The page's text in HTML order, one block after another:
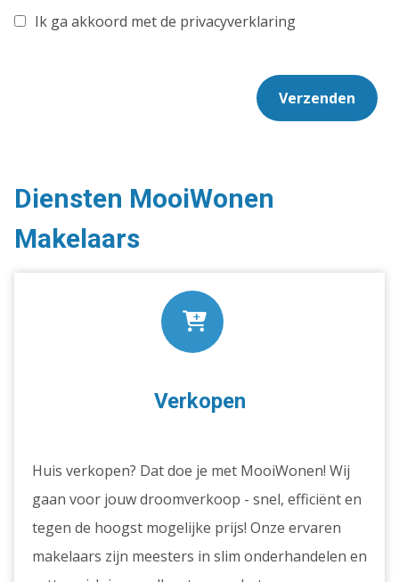
Ik ga akkoord met de privacyverklaring
Verzenden
Diensten MooiWonen
Makelaars
Verkopen
Huis verkopen? Dat doe je met MooiWonen! Wij
gaan voor jouw droomverkoop - snel, efficiënt en
tegen de hoogst mogelijke prijs! Onze ervaren
makelaars zijn meesters in slim onderhandelen en